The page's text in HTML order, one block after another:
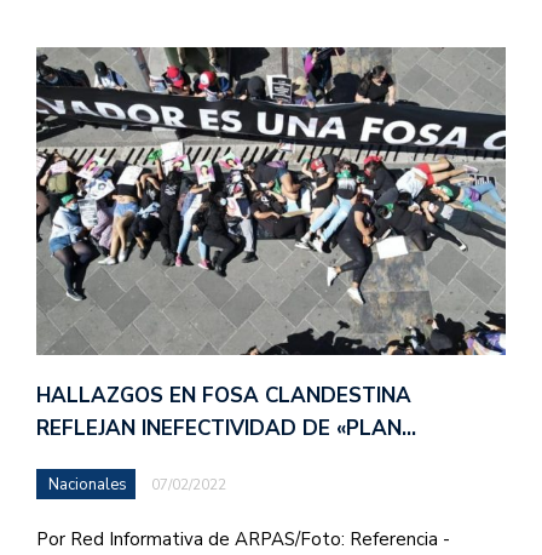
HALLAZGOS EN FOSA CLANDESTINA
REFLEJAN INEFECTIVIDAD DE «PLAN…
Nacionales 07/02/2022
Por Red Informativa de ARPAS/Foto: Referencia -